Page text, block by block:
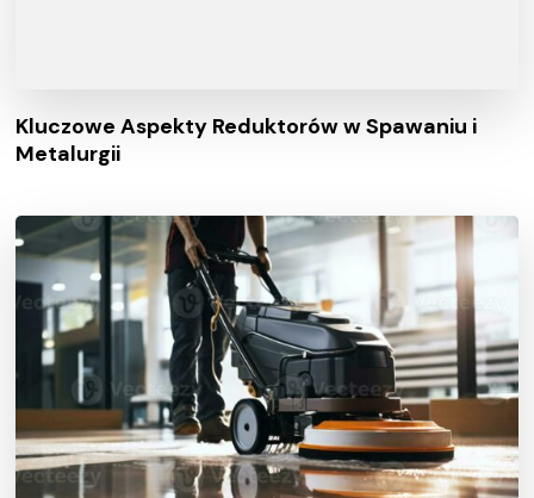
Kluczowe Aspekty Reduktorów w Spawaniu i
Metalurgii